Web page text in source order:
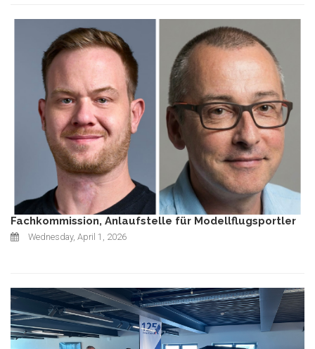
Fachkommission, Anlaufstelle für Modellflugsportler
Wednesday, April 1, 2026